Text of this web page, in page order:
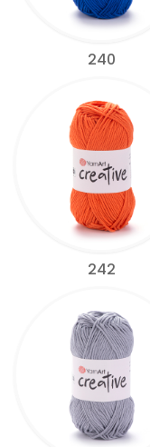
240
242